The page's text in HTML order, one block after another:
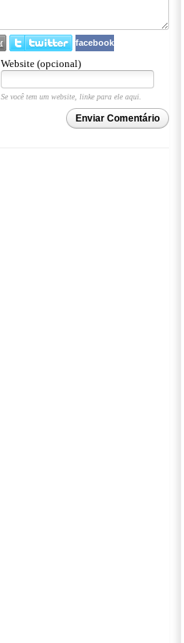
facebook
Website (opcional)
Se você tem um website, linke para ele aqui.
Enviar Comentário